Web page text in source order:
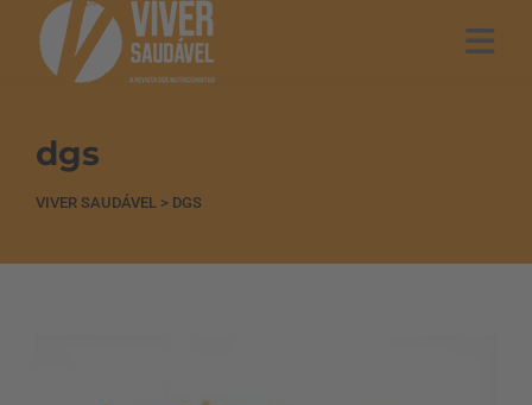
dgs
VIVER SAUDÁVEL > DGS